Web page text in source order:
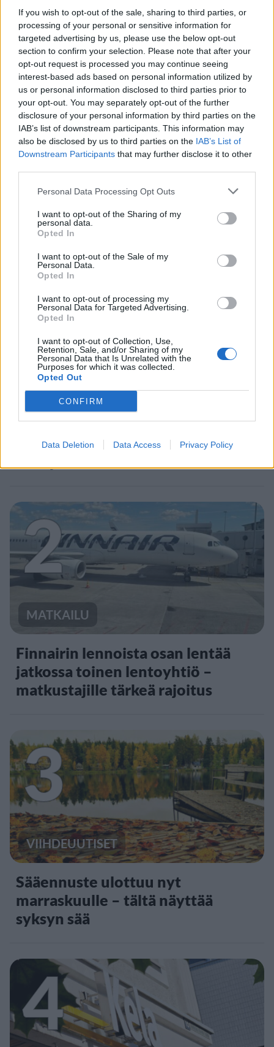
If you wish to opt-out of the sale, sharing to third parties, or
processing of your personal or sensitive information for
targeted advertising by us, please use the below opt-out
section to confirm your selection. Please note that after your
opt-out request is processed you may continue seeing
interest-based ads based on personal information utilized by
us or personal information disclosed to third parties prior to
your opt-out. You may separately opt-out of the further
disclosure of your personal information by third parties on the
IAB’s list of downstream participants. This information may
also be disclosed by us to third parties on the IAB’s List of
Downstream Participants that may further disclose it to other
Personal Data Processing Opt Outs
I want to opt-out of the Sharing of my
personal data.
Opted In
I want to opt-out of the Sale of my
Personal Data.
Opted In
I want to opt-out of processing my
Personal Data for Targeted Advertising.
Opted In
I want to opt-out of Collection, Use,
Retention, Sale, and/or Sharing of my
Personal Data that Is Unrelated with the
Purposes for which it was collected.
Opted Out
CONFIRM
Data Deletion Data Access Privacy Policy
Staran luetuimmat
1
UUTISET
Leskeneläke ei kuulu kaikille –
Kela muistuttaa tärkeästä
2
MATKAILU
Finnairin lennoista osan lentää
jatkossa toinen lentoyhtiö –
matkustajille tärkeä rajoitus
3
VIIHDEUUTISET
Sääennuste ulottuu nyt
marraskuulle – tältä näyttää
syksyn sää
4